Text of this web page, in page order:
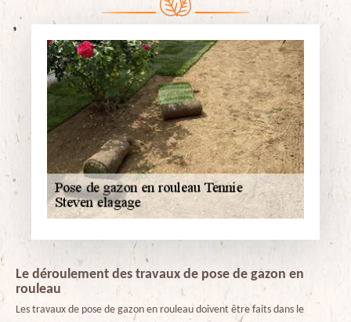
Le déroulement des travaux de pose de gazon en
rouleau
Les travaux de pose de gazon en rouleau doivent être faits dans le